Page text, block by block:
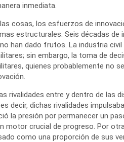
inmediata.
cosas, los esfuerzos de
estructurales. Seis décadas
han dado frutos. La industria
sin embargo, la toma de
quienes probablemente no
rivalidades entre y dentro de las
decir, dichas rivalidades
la presión por permanecer un
motor crucial de progreso. Por
como una proporción de sus